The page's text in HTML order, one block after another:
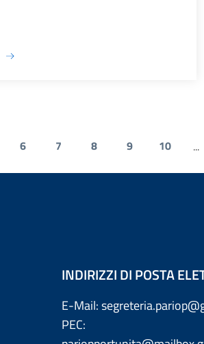
6 7 8 9 10 ...
INDIRIZZI DI POSTA
E-Mail:
PEC: